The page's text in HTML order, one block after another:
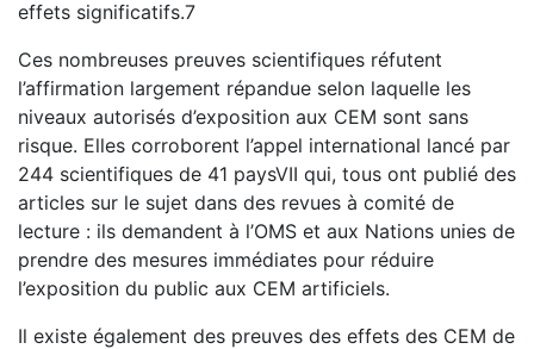
effets significatifs.7
Ces nombreuses preuves scientifiques réfutent
l’affirmation largement répandue selon laquelle les
niveaux autorisés d’exposition aux CEM sont sans
risque. Elles corroborent l’appel international lancé par
244 scientifiques de 41 paysVII qui, tous ont publié des
articles sur le sujet dans des revues à comité de
lecture : ils demandent à l’OMS et aux Nations unies de
prendre des mesures immédiates pour réduire
l’exposition du public aux CEM artificiels.
Il existe également des preuves des effets des CEM de